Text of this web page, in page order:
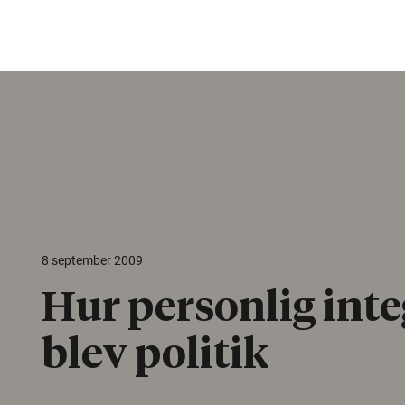
8 september 2009
Hur personlig
blev politik